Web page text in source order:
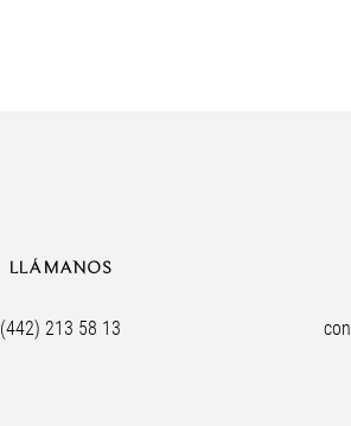
LLÁMANOS
(442) 213 58 13